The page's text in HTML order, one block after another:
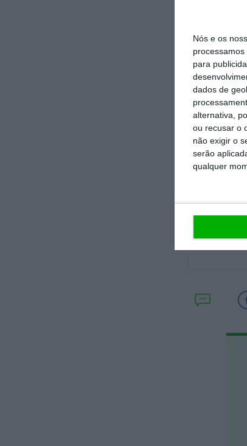
Nós e os
para
dados de
alternativa,
ou recusar o
não exigir o
serão
qualquer
em
eleições
pública –
as perdeu.
Os
vão ter de
projeto
“somos